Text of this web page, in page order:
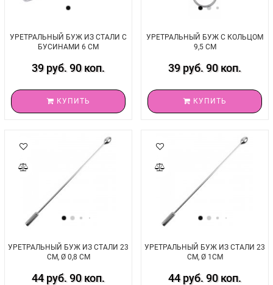
УРЕТРАЛЬНЫЙ БУЖ ИЗ СТАЛИ С
БУСИНАМИ 6 СМ
39 руб. 90 коп.
КУПИТЬ
УРЕТРАЛЬНЫЙ БУЖ С КОЛЬЦОМ
9,5 СМ
39 руб. 90 коп.
КУПИТЬ
УРЕТРАЛЬНЫЙ БУЖ ИЗ СТАЛИ 23
СМ, Ø 0,8 СМ
44 руб. 90 коп.
УРЕТРАЛЬНЫЙ БУЖ ИЗ СТАЛИ 23
СМ, Ø 1СМ
44 руб. 90 коп.